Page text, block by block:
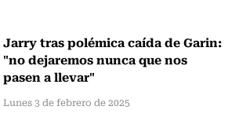
Jarry tras polémica caída de Garin:
"no dejaremos nunca que nos
pasen a llevar"
Lunes 3 de febrero de 2025